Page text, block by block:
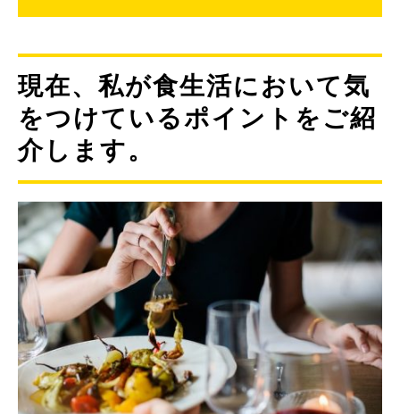
現在、私が食生活において気
をつけているポイントをご紹
介します。